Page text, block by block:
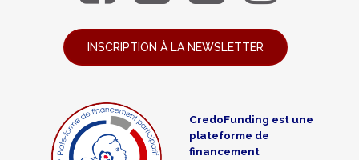
INSCRIPTION À LA NEWSLETTER
CredoFunding est une
plateforme de
financement